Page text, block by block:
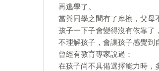
再逃學了。
當與同學之間有了摩擦，父母
孩子一下子會變得沒有依靠了
不理解孩子，會讓孩子感覺到
曾經有教育專家說過：
在孩子尚不具備選擇能力時，